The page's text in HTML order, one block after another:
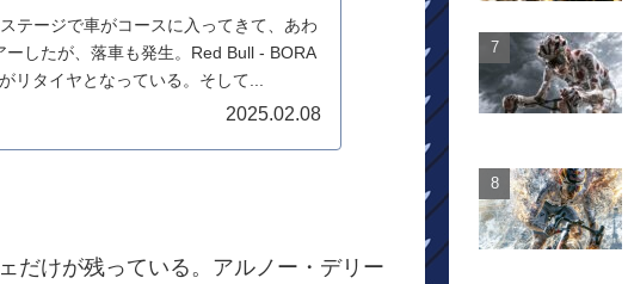
テージで車がコースに入ってきて、あわ
したが、落車も発生。Red Bull - BORA
リタイヤとなっている。そして...
2025.02.08
だけが残っている。アルノー・デリー